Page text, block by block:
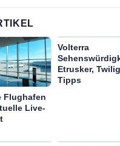
Flughafen
Live-
Volterra
Etrusker,
Tipps